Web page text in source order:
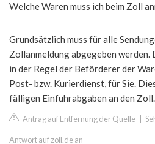
Welche Waren muss ich beim Zoll
Grundsätzlich muss für alle
Zollanmeldung abgegeben werden.
in der Regel der Beförderer der
Post- bzw. Kurierdienst, für Sie.
fälligen Einfuhrabgaben an den Zoll.
Antrag auf Entfernung der Quelle
Antwort auf zoll.de an